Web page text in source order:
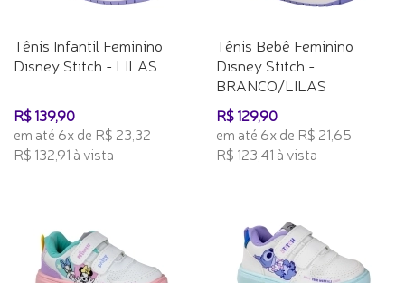
Tênis Infantil Feminino
Disney Stitch - LILAS
R$ 139,90
em até 6x de R$ 23,32
R$ 132,91 à vista
Tênis Bebê Feminino
Disney Stitch -
BRANCO/LILAS
R$ 129,90
em até 6x de R$ 21,65
R$ 123,41 à vista